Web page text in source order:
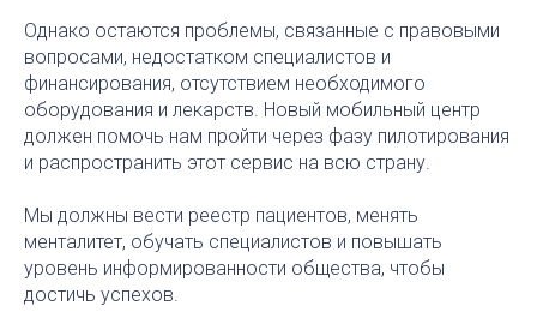
Однако остаются проблемы, связанные с правовыми
вопросами, недостатком специалистов и
финансирования, отсутствием необходимого
оборудования и лекарств. Новый мобильный центр
должен помочь нам пройти через фазу пилотирования
и распространить этот сервис на всю страну.
Мы должны вести реестр пациентов, менять
менталитет, обучать специалистов и повышать
уровень информированности общества, чтобы
достичь успехов.